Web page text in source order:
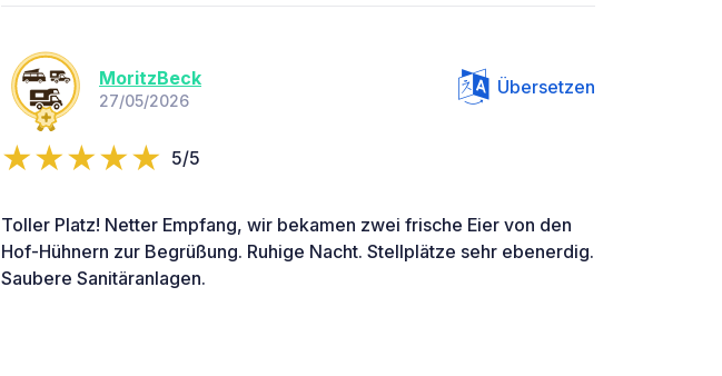
MoritzBeck
27/05/2026
Übersetzen
5/5
Toller Platz! Netter Empfang, wir bekamen zwei frische Eier von den
Hof-Hühnern zur Begrüßung. Ruhige Nacht. Stellplätze sehr ebenerdig.
Saubere Sanitäranlagen.